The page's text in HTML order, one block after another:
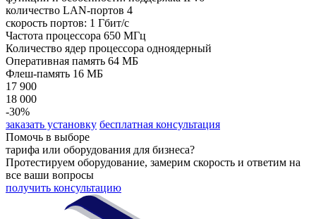
количество LAN-портов 4
скорость портов: 1 Гбит/с
Частота процессора 650 МГц
Количество ядер процессора одноядерный
Оперативная память 64 МБ
Флеш-память 16 МБ
17 900
18 000
-30%
заказать установку бесплатная консультация
Помочь в выборе
тарифа или оборудования для бизнеса?
Протестируем оборудование, замерим скорость и ответим на
все ваши вопросы
получить консультацию